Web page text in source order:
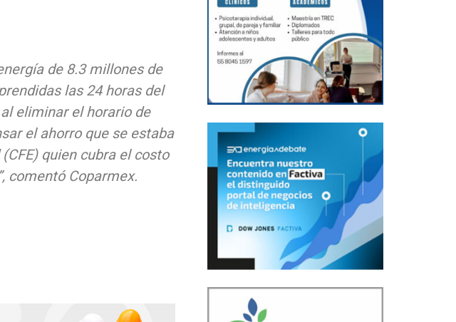
de 8.3 millones de
las 24 horas del
eliminar el horario de
el ahorro que se estaba
quien cubra el costo
comentó Coparmex.